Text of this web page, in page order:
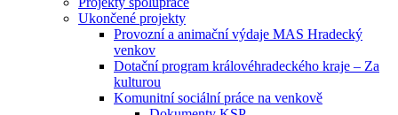
Ukončené projekty
Provozní a animační výdaje MAS Hradecký
venkov
Dotační program královéhradeckého kraje – Za
kulturou
Komunitní sociální práce na venkově